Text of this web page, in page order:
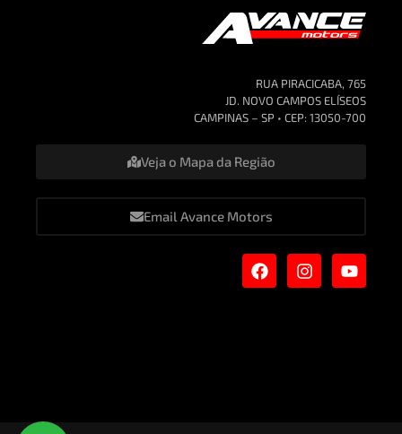
RUA PIRACICABA, 765
JD. NOVO CAMPOS ELÍSEOS
CAMPINAS – SP • CEP: 13050-700
Veja o Mapa da Região
Email Avance Motors